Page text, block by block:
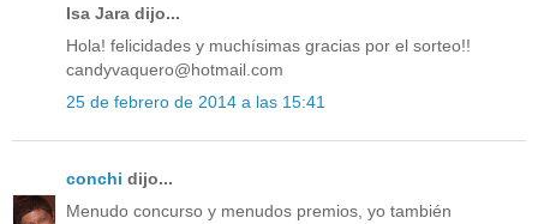
Isa Jara dijo...
Hola! felicidades y muchísimas gracias por el sorteo!!
candyvaquero@hotmail.com
25 de febrero de 2014 a las 15:41
conchi dijo...
Menudo concurso y menudos premios, yo también